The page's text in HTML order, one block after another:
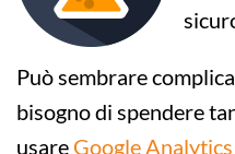
Può sembrare
bisogno di spendere
usare Google Analytics